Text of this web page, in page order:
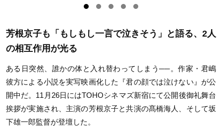
芳根京子も「もしもし一言で泣きそう」と語る、2人
の相互作用が光る
ある日突然、誰かの体と入れ替わってしまう──。作家・君嶋
彼方による小説を実写映画化した『君の顔では泣けない』が公
開中だ。11月26日にはTOHOシネマズ新宿にて公開後御礼舞台
挨拶が実施され、主演の芳根京子と共演の髙橋海人、そして坂
下雄一郎監督が登壇した。